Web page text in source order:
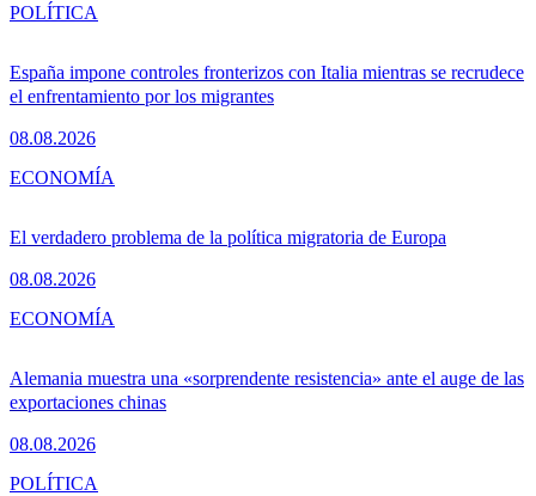
España impone controles fronterizos con Italia mientras se recrudece
el enfrentamiento por los migrantes
08.08.2026
POLÍTICA
El verdadero problema de la política migratoria de Europa
08.08.2026
ECONOMÍA
Alemania muestra una «sorprendente resistencia» ante el auge de las
exportaciones chinas
08.08.2026
ECONOMÍA
POLÍTICA